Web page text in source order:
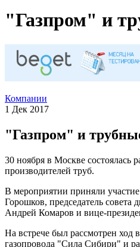
"Газпром" и
Компании
1 Дек 2017
"Газпром" и
30 ноября в Москве
производителей труб.
В мероприятии приняли
Горошков, председатель
Андрей Комаров и вице-
На встрече был рассмотрен ход
газопровода "Сила Сибири" и